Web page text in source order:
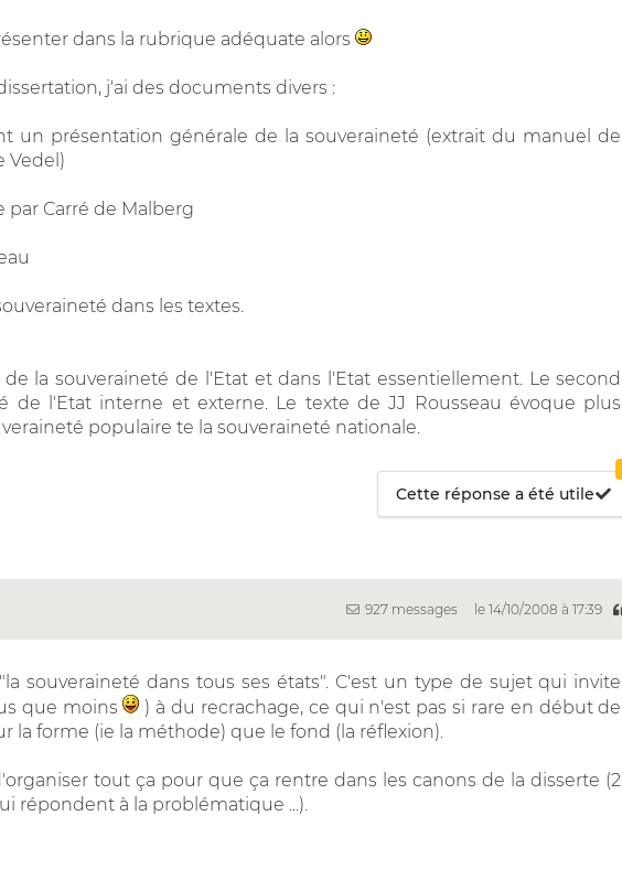
dans la rubrique adéquate alors
j'ai des documents divers :
un présentation générale de la souveraineté (extrait du manuel de
Vedel)
Carré de Malberg
dans les textes.
la souveraineté de l'Etat et dans l'Etat essentiellement. Le second
de l'Etat interne et externe. Le texte de JJ Rousseau évoque plus
populaire te la souveraineté nationale.
Cette réponse a été utile
927 messages le 14/10/2008 à 17:39
souveraineté dans tous ses états". C'est un type de sujet qui invite
que moins
) à du recrachage, ce qui n'est pas si rare en début de
la forme (ie la méthode) que le fond (la réflexion).
tout ça pour que ça rentre dans les canons de la disserte (2
répondent à la problématique ...).